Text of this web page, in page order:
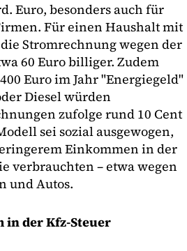
Euro, besonders auch für
Für einen Haushalt mit
Stromrechnung wegen der
60 Euro billiger. Zudem
Euro im Jahr "Energiegeld"
Diesel würden
zufolge rund 10 Cent
sei sozial ausgewogen,
Einkommen in der
verbrauchten – etwa wegen
und Autos.
in der Kfz-Steuer